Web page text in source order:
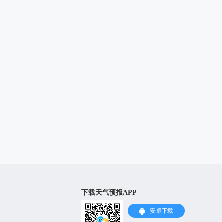
下载天气预报APP
安卓下载